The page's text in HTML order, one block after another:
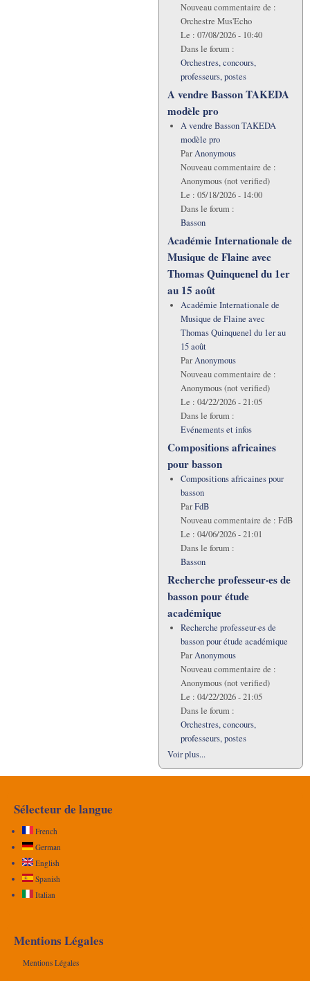
Nouveau commentaire de :
Orchestre Mus'Echo
Le : 07/08/2026 - 10:40
Dans le forum :
Orchestres, concours,
professeurs, postes
A vendre Basson TAKEDA
modèle pro
A vendre Basson TAKEDA
modèle pro
ParAnonymous
Nouveau commentaire de :
Anonymous (not verified)
Le : 05/18/2026 - 14:00
Dans le forum :
Basson
Académie Internationale de
Musique de Flaine avec
Thomas Quinquenel du 1er
au 15 août
Académie Internationale de
Musique de Flaine avec
Thomas Quinquenel du 1er au
15 août
ParAnonymous
Nouveau commentaire de :
Anonymous (not verified)
Le : 04/22/2026 - 21:05
Dans le forum :
Evénements et infos
Compositions africaines
pour basson
Compositions africaines pour
basson
ParFdB
Nouveau commentaire de : FdB
Le : 04/06/2026 - 21:01
Dans le forum :
Basson
Recherche professeur·es de
basson pour étude
académique
Recherche professeur·es de
basson pour étude académique
ParAnonymous
Nouveau commentaire de :
Anonymous (not verified)
Le : 04/22/2026 - 21:05
Dans le forum :
Orchestres, concours,
professeurs, postes
Voir plus...
Sélecteur de langue
French
German
English
Spanish
Italian
Mentions Légales
Mentions Légales